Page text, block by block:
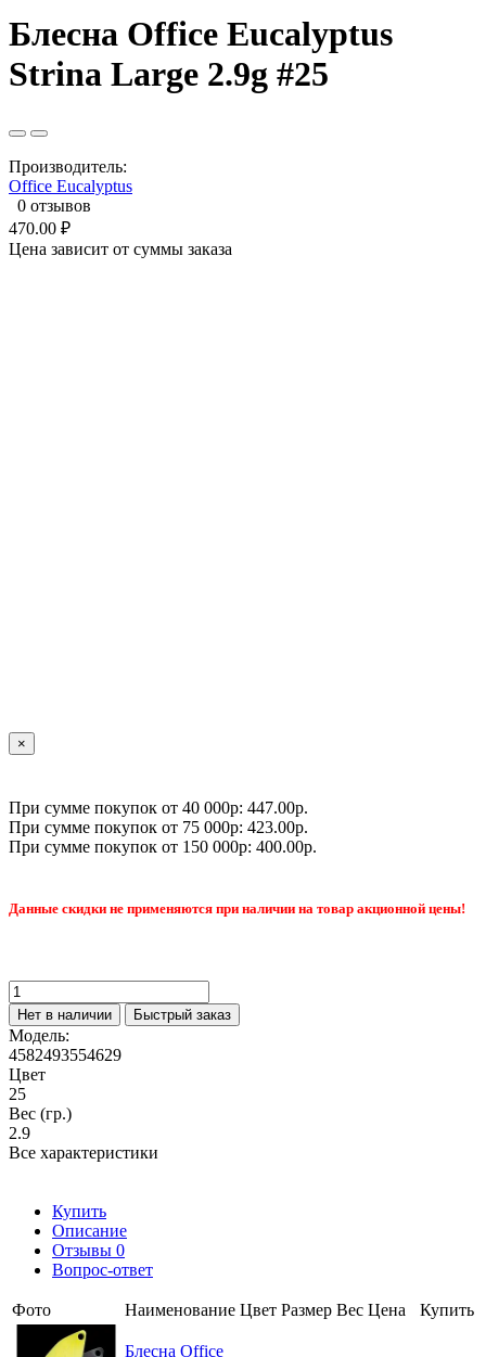
Блесна Office Eucalyptus
Strina Large 2.9g #25
Производитель:
Office Eucalyptus
0 отзывов
470.00 ₽
Цена зависит от суммы заказа
×
При сумме покупок от 40 000р: 447.00р.
При сумме покупок от 75 000р: 423.00р.
При сумме покупок от 150 000р: 400.00р.
Данные скидки не применяются при наличии на товар акционной цены!
Нет в наличии Быстрый заказ
Модель:
4582493554629
Цвет
25
Вес (гр.)
2.9
Все характеристики
Купить
Описание
Отзывы 0
Вопрос-ответ
Фото Наименование Цвет Размер Вес Цена Купить
Блесна Office